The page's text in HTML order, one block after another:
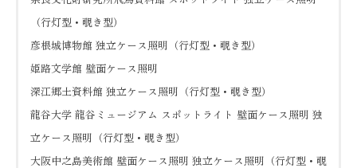
（行灯型・覗き型）
彦根城博物館 独立ケース照明（行灯型・覗き型）
姫路文学館 壁面ケース照明
深江郷土資料館 独立ケース照明（行灯型・覗き型）
龍谷大学 龍谷ミュージアム スポットライト 壁面ケース照明 独
立ケース照明（行灯型・覗き型）
大阪中之島美術館 壁面ケース照明 独立ケース照明（行灯型・覗